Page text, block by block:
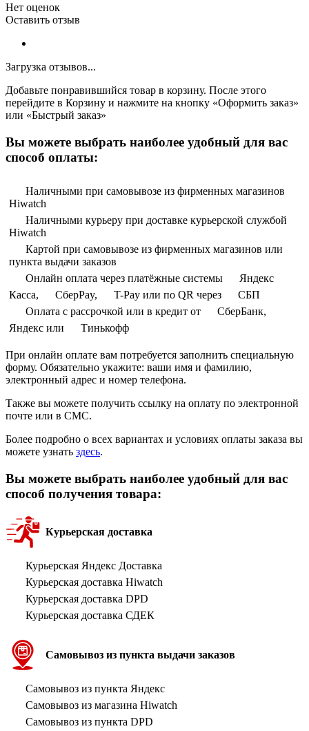
Нет оценок
Оставить отзыв
Загрузка отзывов...
Добавьте понравившийся товар в корзину. После этого
перейдите в Корзину и нажмите на кнопку «Оформить заказ»
или «Быстрый заказ»
Вы можете выбрать наиболее удобный для вас
способ оплаты:
Наличными при самовывозе из фирменных магазинов
Hiwatch
Наличными курьеру при доставке курьерской службой
Hiwatch
Картой при самовывозе из фирменных магазинов или
пункта выдачи заказов
Онлайн оплата через платёжные системы
Яндекс
Касса,
СберPay, T-Pay или по QR через
СБП
Оплата с рассрочкой или в кредит от
СберБанк,
Яндекс или
Тинькофф
При онлайн оплате вам потребуется заполнить специальную
форму. Обязательно укажите: ваши имя и фамилию,
электронный адрес и номер телефона.
Также вы можете получить ссылку на оплату по электронной
почте или в СМС.
Более подробно о всех вариантах и условиях оплаты заказа вы
можете узнать здесь.
Вы можете выбрать наиболее удобный для вас
способ получения товара:
Курьерская доставка
Курьерская Яндекс Доставка
Курьерская доставка Hiwatch
Курьерская доставка DPD
Курьерская доставка СДЕК
Самовывоз из пункта выдачи заказов
Самовывоз из пункта Яндекс
Самовывоз из магазина Hiwatch
Самовывоз из пункта DPD